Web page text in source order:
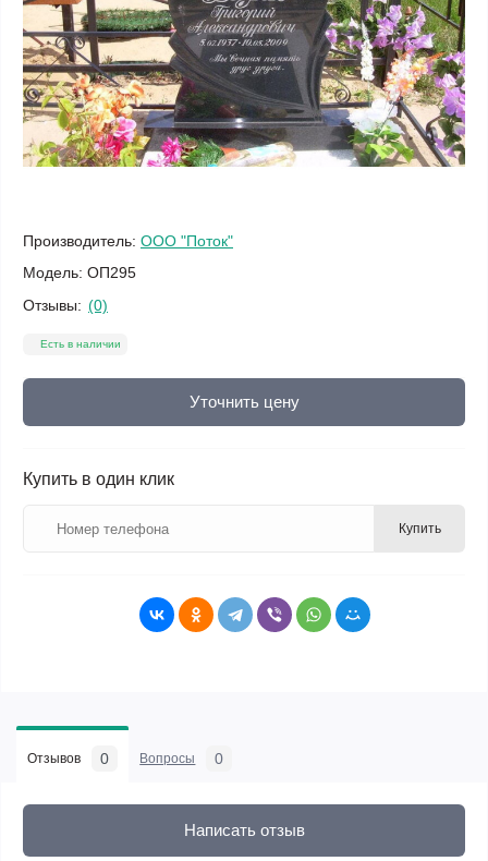
Производитель: ООО "Поток"
Модель: ОП295
Отзывы: (0)
Есть в наличии
Уточнить цену
Купить в один клик
Купить
Отзывов 0 Вопросы 0
Написать отзыв